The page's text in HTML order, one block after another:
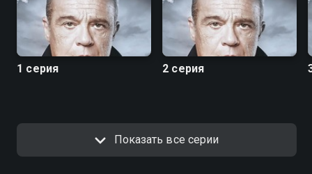
1 серия 2 серия
Показать все серии